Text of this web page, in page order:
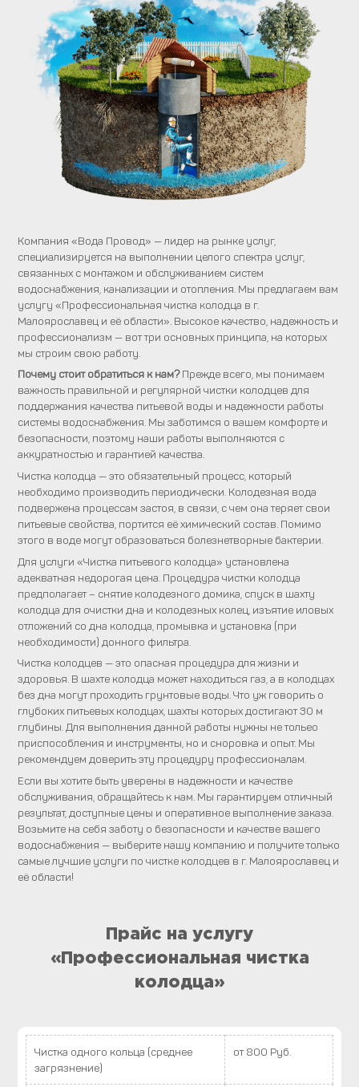
Компания «Вода Провод» — лидер на рынке услуг,
специализируется на выполнении целого спектра услуг,
связанных с монтажом и обслуживанием систем
водоснабжения, канализации и отопления. Мы предлагаем вам
услугу «Профессиональная чистка колодца в г.
Малоярославец и её области». Высокое качество, надежность и
профессионализм — вот три основных принципа, на которых
мы строим свою работу.
Почему стоит обратиться к нам?Прежде всего, мы понимаем
важность правильной и регулярной чистки колодцев для
поддержания качества питьевой воды и надежности работы
системы водоснабжения. Мы заботимся о вашем комфорте и
безопасности, поэтому наши работы выполняются с
аккуратностью и гарантией качества.
Чистка колодца — это обязательный процесс, который
необходимо производить периодически. Колодезная вода
подвержена процессам застоя, в связи, с чем она теряет свои
питьевые свойства, портится её химический состав. Помимо
этого в воде могут образоваться болезнетворные бактерии.
Для услуги «Чистка питьевого колодца» установлена
адекватная недорогая цена. Процедура чистки колодца
предполагает – снятие колодезного домика, спуск в шахту
колодца для очистки дна и колодезных колец, изъятие иловых
отложений со дна колодца, промывка и установка (при
необходимости) донного фильтра.
Чистка колодцев — это опасная процедура для жизни и
здоровья. В шахте колодца может находиться газ, а в колодцах
без дна могут проходить грунтовые воды. Что уж говорить о
глубоких питьевых колодцах, шахты которых достигают 30 м
глубины. Для выполнения данной работы нужны не тольео
приспособления и инструменты, но и сноровка и опыт. Мы
рекомендуем доверить эту процедуру профессионалам.
Если вы хотите быть уверены в надежности и качестве
обслуживания, обращайтесь к нам. Мы гарантируем отличный
результат, доступные цены и оперативное выполнение заказа.
Возьмите на себя заботу о безопасности и качестве вашего
водоснабжения — выберите нашу компанию и получите только
самые лучшие услуги по чистке колодцев в г. Малоярославец и
её области!
Прайс на услугу
«Профессиональная чистка
колодца»
Чистка одного кольца (среднее
загрязнение)
от 800 Руб.